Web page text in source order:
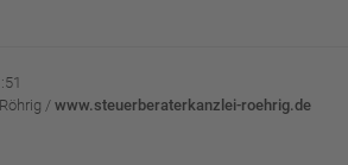
/ www.steuerberaterkanzlei-roehrig.de